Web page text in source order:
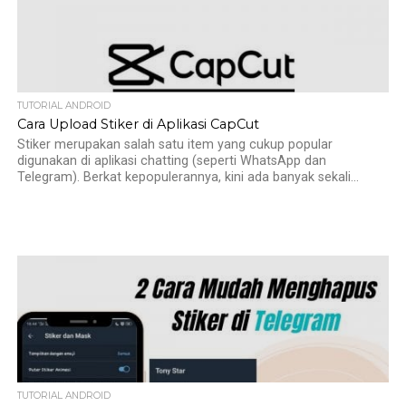
TUTORIAL ANDROID
Cara Upload Stiker di Aplikasi CapCut
Stiker merupakan salah satu item yang cukup popular
digunakan di aplikasi chatting (seperti WhatsApp dan
Telegram). Berkat kepopulerannya, kini ada banyak sekali...
TUTORIAL ANDROID